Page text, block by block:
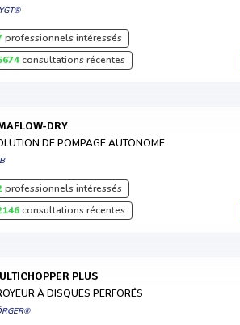
professionnels intéressés
consultations récentes
DRY
DE POMPAGE AUTONOME
professionnels intéressés
consultations récentes
MULTICHOPPER PLUS
À DISQUES PERFORÉS